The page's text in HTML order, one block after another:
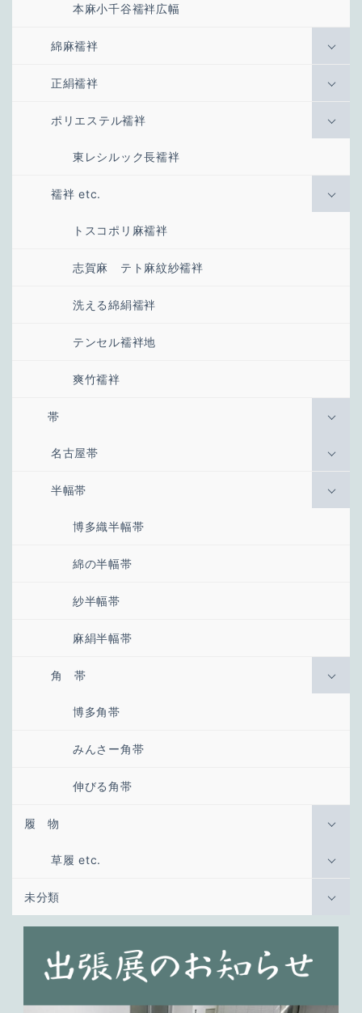
本麻小千谷襦袢広幅
綿麻襦袢
正絹襦袢
ポリエステル襦袢
東レシルック長襦袢
襦袢 etc.
トスコポリ麻襦袢
志賀麻 テト麻紋紗襦袢
洗える綿絹襦袢
テンセル襦袢地
爽竹襦袢
帯
名古屋帯
半幅帯
博多織半幅帯
綿の半幅帯
紗半幅帯
麻絹半幅帯
角 帯
博多角帯
みんさー角帯
伸びる角帯
履 物
草履 etc.
未分類